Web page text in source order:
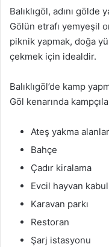
Balıklıgöl, adını gölde
Gölün etrafı yemyeşil
piknik yapmak, doğa
çekmek için idealdir.
Balıklıgöl’de kamp
Göl kenarında
Ateş yakma
Bahçe
Çadır kiralama
Evcil hayvan
Karavan parkı
Restoran
Şarj istasyonu